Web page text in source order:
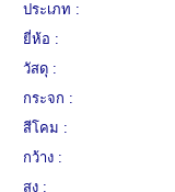
ประเภท :
ยี่ห้อ :
วัสดุ :
กระจก :
สีโคม :
กว้าง :
สูง :